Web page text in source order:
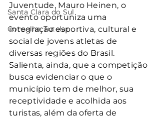
Santa Clara do Sul
Conselho Tutelar
Juventude, Mauro Heinen, o
evento oportuniza uma
integração esportiva, cultural e
social de jovens atletas de
diversas regiões do Brasil.
Salienta, ainda, que a competição
busca evidenciar o que o
município tem de melhor, sua
receptividade e acolhida aos
turistas, além da oferta de